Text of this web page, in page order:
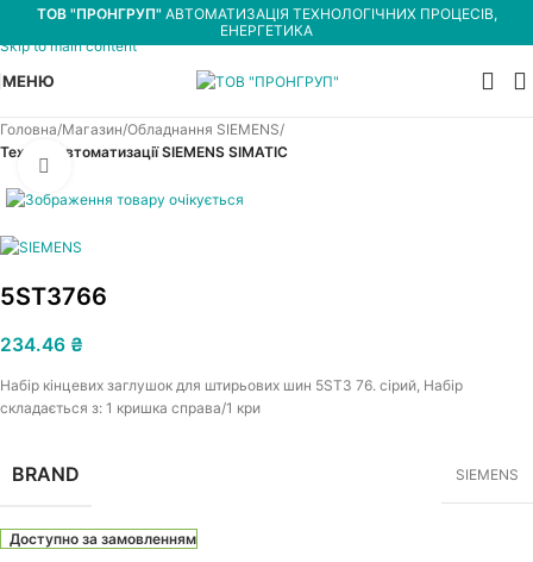
Skip to navigation
Skip to main content
ТОВ "ПРОНГРУП" АВТОМАТИЗАЦІЯ ТЕХНОЛОГІЧНИХ ПРОЦЕСІВ,
ЕНЕРГЕТИКА
МЕНЮ
Головна Магазин Обладнання SIEMENS
Техніка автоматизації SIEMENS SIMATIC
5ST3766
234.46 ₴
Набір кінцевих заглушок для штирьових шин 5ST3 76. сірий, Набір
складається з: 1 кришка справа/1 кри
BRAND SIEMENS
Доступно за замовленням